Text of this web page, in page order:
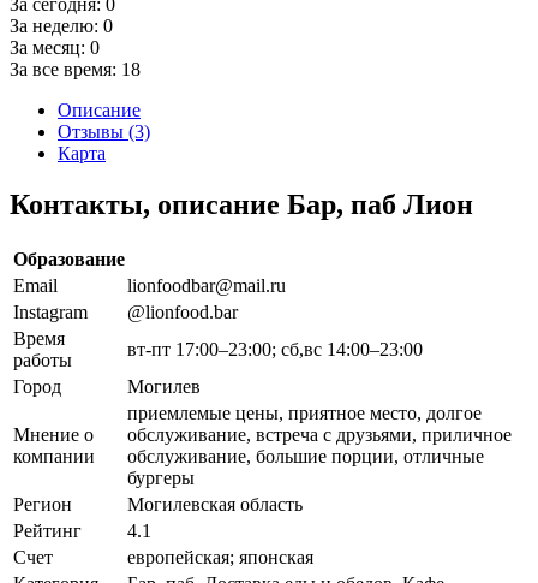
За неделю: 0
За месяц: 0
За все время: 18
Описание
Отзывы (3)
Карта
Контакты, описание Бар, паб Лион
Образование
Email
lionfoodbar@mail.ru
Instagram
@lionfood.bar
Время
работы
вт-пт 17:00–23:00; сб,вс 14:00–23:00
Город
Могилев
Мнение о
компании
приемлемые цены, приятное место, долгое
обслуживание, встреча с друзьями, приличное
обслуживание, большие порции, отличные
бургеры
Регион
Могилевская область
Рейтинг
4.1
Счет
европейская; японская